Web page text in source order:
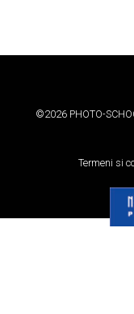
©2026 PHOTO-
Termeni si